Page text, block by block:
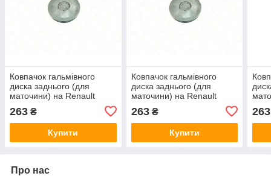
Ковпачок гальмівного
диска заднього (для
маточини) на Renault
Laguna III 07->15 - Nissan
(Оригінал) - 43234-4AA1A
263 ₴
Купити
Ковпачок гальмівного
диска заднього (для
маточини) на Renault
Scenic II 01->09 - Nissan
(Оригінал) - 43234-4AA1A
263₴
Купити
263
Про нас